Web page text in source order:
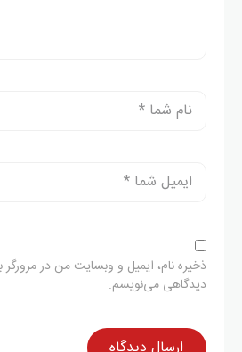
ذخیره نام، ایمیل و وبسایت من در مرورگر
دیدگاهی می‌نویسم.